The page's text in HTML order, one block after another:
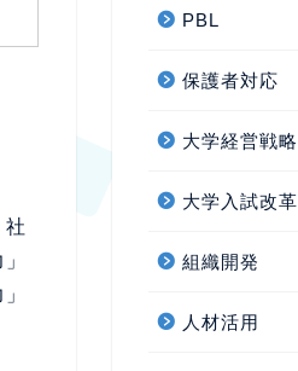
社
PBL
保護者対応
大学経営戦略
大学入試改革
組織開発
人材活用